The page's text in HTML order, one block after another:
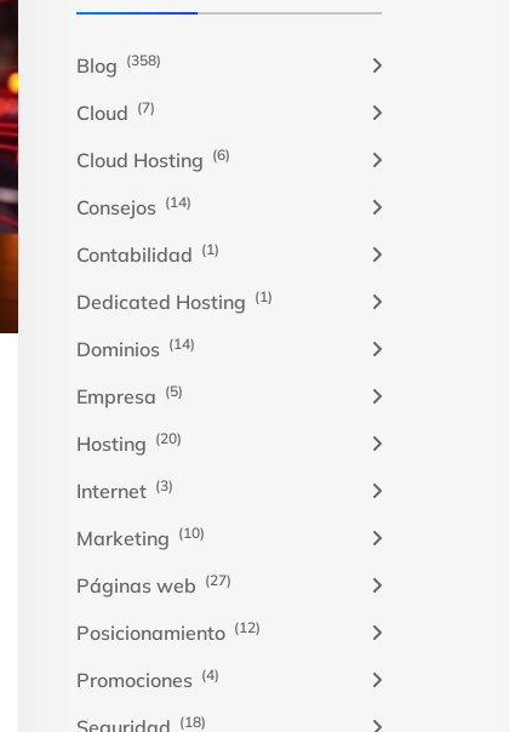
Blog (358)
Cloud (7)
Cloud Hosting (6)
Consejos (14)
Contabilidad (1)
Dedicated Hosting (1)
Dominios (14)
Empresa (5)
Hosting (20)
Internet (3)
Marketing (10)
Páginas web (27)
Posicionamiento (12)
Promociones (4)
Seguridad (18)